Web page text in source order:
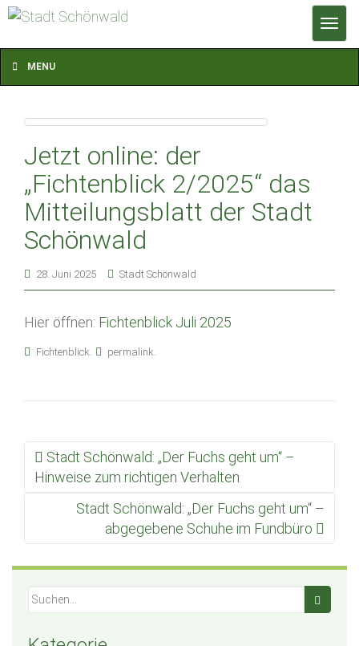
T
o
g
i
MENU
Jetzt online: der
„Fichtenblick 2/2025“ das
Mitteilungsblatt der Stadt
Schönwald
28. Juni 2025 Stadt Schönwald
Hier öffnen: Fichtenblick Juli 2025
Fichtenblick permalink
Beitrags Navigation
Stadt Schönwald: „Der Fuchs geht um“ –
Hinweise zum richtigen Verhalten
Stadt Schönwald: „Der Fuchs geht um“ –
abgegebene Schuhe im Fundbüro